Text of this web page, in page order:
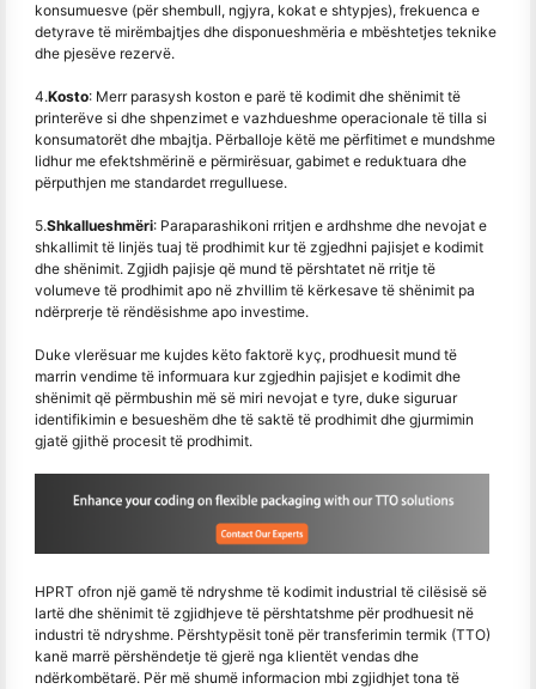
konsumuesve (për shembull, ngjyra, kokat e shtypjes), frekuenca e
detyrave të mirëmbajtjes dhe disponueshmëria e mbështetjes teknike
dhe pjesëve rezervë.
4.Kosto: Merr parasysh koston e parë të kodimit dhe shënimit të
printerëve si dhe shpenzimet e vazhdueshme operacionale të tilla si
konsumatorët dhe mbajtja. Përballoje këtë me përfitimet e mundshme
lidhur me efektshmërinë e përmirësuar, gabimet e reduktuara dhe
përputhjen me standardet rregulluese.
5.Shkallueshmëri: Paraparashikoni rritjen e ardhshme dhe nevojat e
shkallimit të linjës tuaj të prodhimit kur të zgjedhni pajisjet e kodimit
dhe shënimit. Zgjidh pajisje që mund të përshtatet në rritje të
volumeve të prodhimit apo në zhvillim të kërkesave të shënimit pa
ndërprerje të rëndësishme apo investime.
Duke vlerësuar me kujdes këto faktorë kyç, prodhuesit mund të
marrin vendime të informuara kur zgjedhin pajisjet e kodimit dhe
shënimit që përmbushin më së miri nevojat e tyre, duke siguruar
identifikimin e besueshëm dhe të saktë të prodhimit dhe gjurmimin
gjatë gjithë procesit të prodhimit.
HPRT ofron një gamë të ndryshme të kodimit industrial të cilësisë së
lartë dhe shënimit të zgjidhjeve të përshtatshme për prodhuesit në
industri të ndryshme. Përshtypësit tonë për transferimin termik (TTO)
kanë marrë përshëndetje të gjerë nga klientët vendas dhe
ndërkombëtarë. Për më shumë informacion mbi zgjidhjet tona të